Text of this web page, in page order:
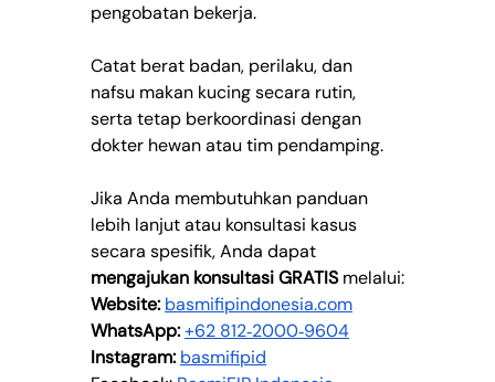
pengobatan bekerja.
Catat berat badan, perilaku, dan
nafsu makan kucing secara rutin,
serta tetap berkoordinasi dengan
dokter hewan atau tim pendamping.
Jika Anda membutuhkan panduan
lebih lanjut atau konsultasi kasus
secara spesifik, Anda dapat
mengajukan konsultasi GRATIS melalui:
Website: basmifipindonesia.com
WhatsApp:‪+62 812‑2000‑9604‬
Instagram: basmifipid